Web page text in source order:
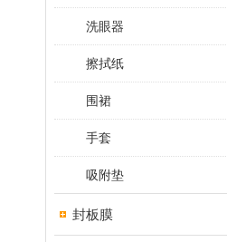
洗眼器
擦拭纸
围裙
手套
吸附垫
封板膜